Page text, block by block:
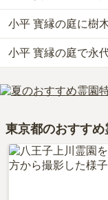
お墓は、価格が高い
りません。大切なのは
です。
詳しいルートや地図
確認ください。
小平 寳縁の庭の口コ
口コミはあくまで一
ご自身の目で雰囲気を
小平 寳縁の庭に樹
はい、小平 寳縁の庭
費用は、約33万円か
小平 寳縁の庭がある
す。
ット＆デメリット・仕
小平 寳縁の庭で永
はい、小平 寳縁の庭
費用は、約33万円から
です。
永代供養について詳し
解説！』をご覧くださ
東京都のおすすめ